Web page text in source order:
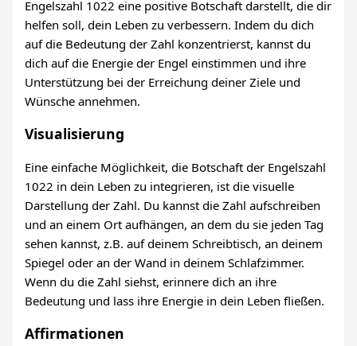
Engelszahl 1022 eine positive Botschaft darstellt, die dir
helfen soll, dein Leben zu verbessern. Indem du dich
auf die Bedeutung der Zahl konzentrierst, kannst du
dich auf die Energie der Engel einstimmen und ihre
Unterstützung bei der Erreichung deiner Ziele und
Wünsche annehmen.
Visualisierung
Eine einfache Möglichkeit, die Botschaft der Engelszahl
1022 in dein Leben zu integrieren, ist die visuelle
Darstellung der Zahl. Du kannst die Zahl aufschreiben
und an einem Ort aufhängen, an dem du sie jeden Tag
sehen kannst, z.B. auf deinem Schreibtisch, an deinem
Spiegel oder an der Wand in deinem Schlafzimmer.
Wenn du die Zahl siehst, erinnere dich an ihre
Bedeutung und lass ihre Energie in dein Leben fließen.
Affirmationen